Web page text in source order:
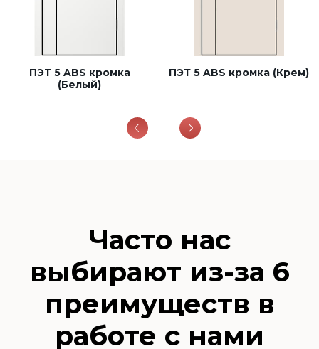
ПЭТ 5 ABS кромка
(Белый)
ПЭТ 5 ABS кромка (Крем)
Часто нас
выбирают из-за 6
преимуществ в
работе с нами